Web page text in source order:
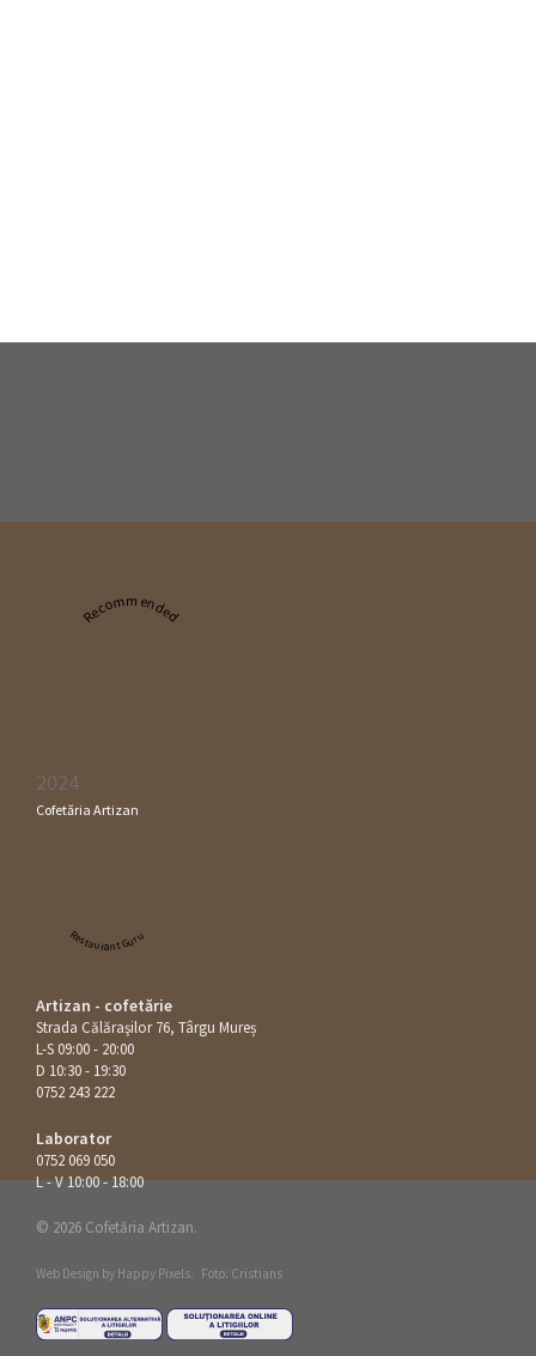
Recommended
2024
Cofetăria Artizan
Restaurant Guru
Artizan - cofetărie
Strada Călăraşilor 76, Târgu Mureș
L-S 09:00 - 20:00
D 10:30 - 19:30
0752 243 222
Laborator
0752 069 050
L - V 10:00 - 18:00
© 2026 Cofetăria Artizan.
Web Design by Happy Pixels. Foto: Cristians